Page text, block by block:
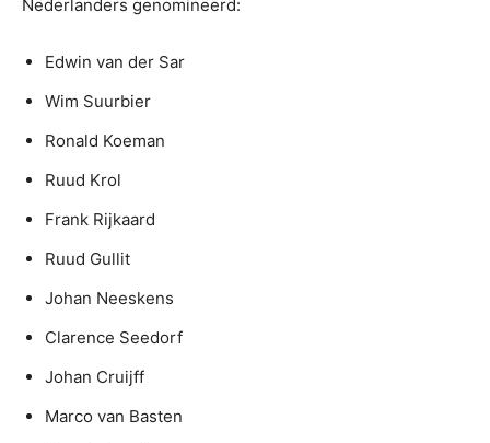
Nederlanders genomineerd:
Edwin van der Sar
Wim Suurbier
Ronald Koeman
Ruud Krol
Frank Rijkaard
Ruud Gullit
Johan Neeskens
Clarence Seedorf
Johan Cruijff
Marco van Basten